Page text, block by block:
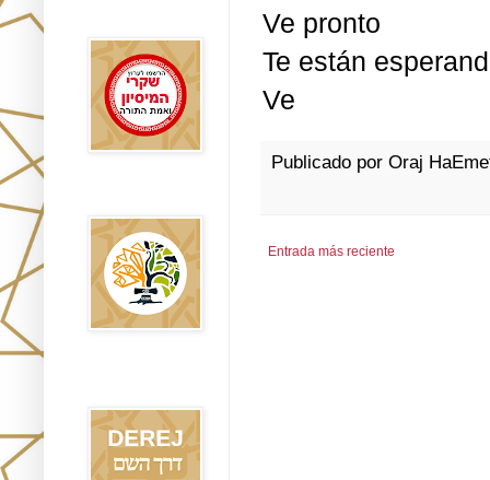
Ve pronto
Te están
Ve
Publicado por Oraj
Entrada más reciente